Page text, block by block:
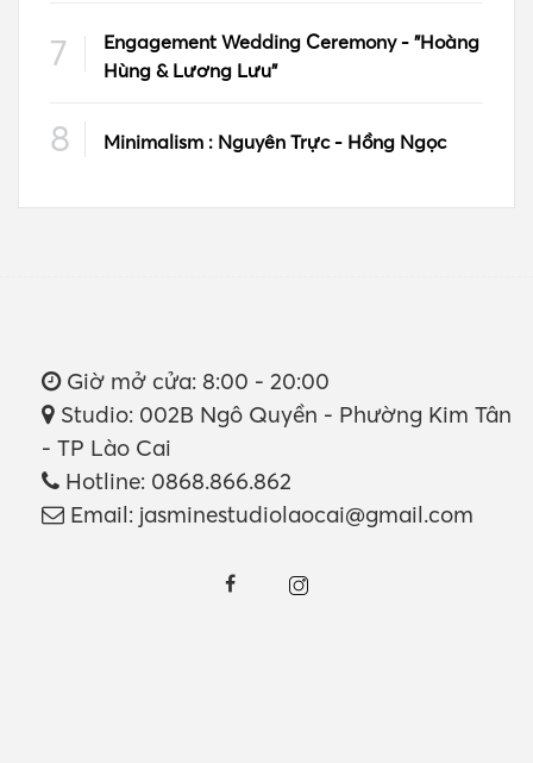
Engagement Wedding Ceremony - "Hoàng
Hùng & Lương Lưu"
Minimalism : Nguyên Trực - Hồng Ngọc
Giờ mở cửa: 8:00 - 20:00
Studio: 002B Ngô Quyền - Phường Kim Tân
- TP Lào Cai
Hotline: 0868.866.862
Email: jasminestudiolaocai@gmail.com